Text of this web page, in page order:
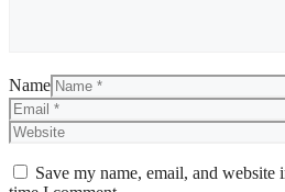
Name
Save my name, email, and